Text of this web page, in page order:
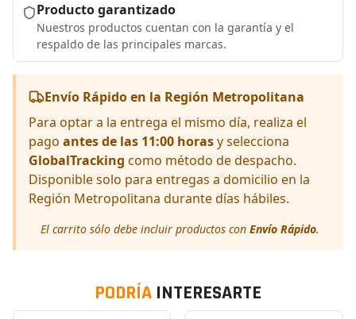
Producto garantizado
Nuestros productos cuentan con la garantía y el
respaldo de las principales marcas.
Envío Rápido en la Región Metropolitana
Para optar a la entrega el mismo día, realiza el
pago antes de las 11:00 horasy selecciona
GlobalTracking como método de despacho.
Disponible solo para entregas a domicilio en la
Región Metropolitana durante días hábiles.
El carrito sólo debe incluir productos con Envío Rápido.
PODRÍA INTERESARTE